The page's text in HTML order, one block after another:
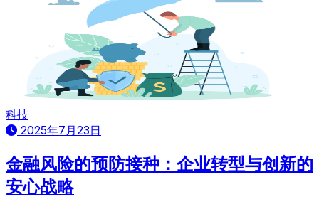
科技
2025年7月23日
金融风险的预防接种：企业转型与创新的
安心战略